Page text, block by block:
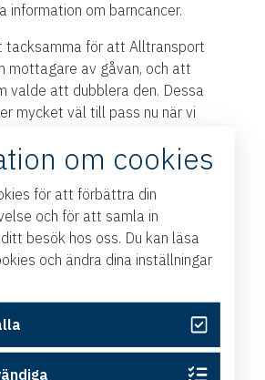
information om barncancer.
tacksamma för att Alltransport
mottagare av gåvan, och att
valde att dubblera den. Dessa
mycket väl till pass nu när vi
för våra drabbade familjer. Just
betyder väldigt mycket för
vi har några aktiviteter i röret
tillåter, säger Åke
Barncancerfonden Östra.
Östrashemsidakan du läsa mer
arbete. Vill du också bidra med
dethär.
om cookies
för att förbättra din
och för att samla in
besök hos oss. Du kan läsa
och ändra dina inställningar